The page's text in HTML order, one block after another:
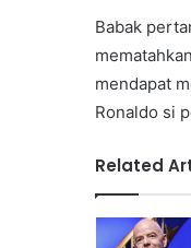
Babak
mendapat
Ronaldo si
Related